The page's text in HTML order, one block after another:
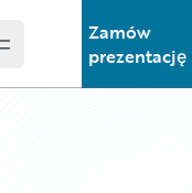
main menu
Zamów
prezentację